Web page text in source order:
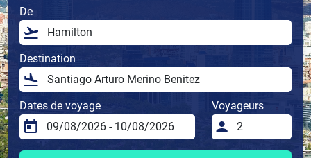
De
Destination
Dates de voyage Voyageurs